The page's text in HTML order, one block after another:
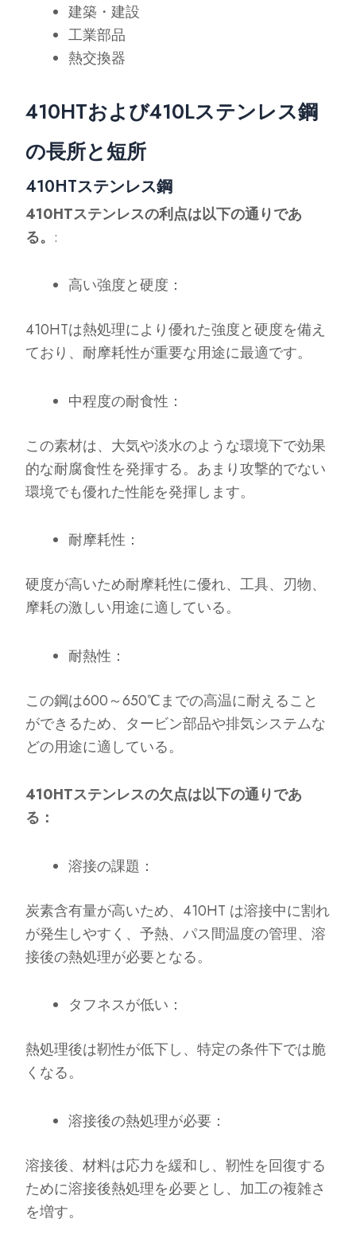
建築・建設
工業部品
熱交換器
410HTおよび410Lステンレス鋼
の長所と短所
410HTステンレス鋼
410HTステンレスの利点は以下の通りであ
る。 :
高い強度と硬度：
410HTは熱処理により優れた強度と硬度を備え
ており、耐摩耗性が重要な用途に最適です。
中程度の耐食性：
この素材は、大気や淡水のような環境下で効果
的な耐腐食性を発揮する。あまり攻撃的でない
環境でも優れた性能を発揮します。
耐摩耗性：
硬度が高いため耐摩耗性に優れ、工具、刃物、
摩耗の激しい用途に適している。
耐熱性：
この鋼は600～650℃までの高温に耐えること
ができるため、タービン部品や排気システムな
どの用途に適している。
410HTステンレスの欠点は以下の通りであ
る：
溶接の課題：
炭素含有量が高いため、410HT は溶接中に割れ
が発生しやすく、予熱、パス間温度の管理、溶
接後の熱処理が必要となる。
タフネスが低い：
熱処理後は靭性が低下し、特定の条件下では脆
くなる。
溶接後の熱処理が必要：
溶接後、材料は応力を緩和し、靭性を回復する
ために溶接後熱処理を必要とし、加工の複雑さ
を増す。